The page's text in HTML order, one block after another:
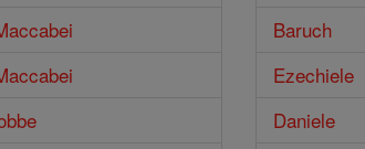
Baruch
Ezechiele
Daniele